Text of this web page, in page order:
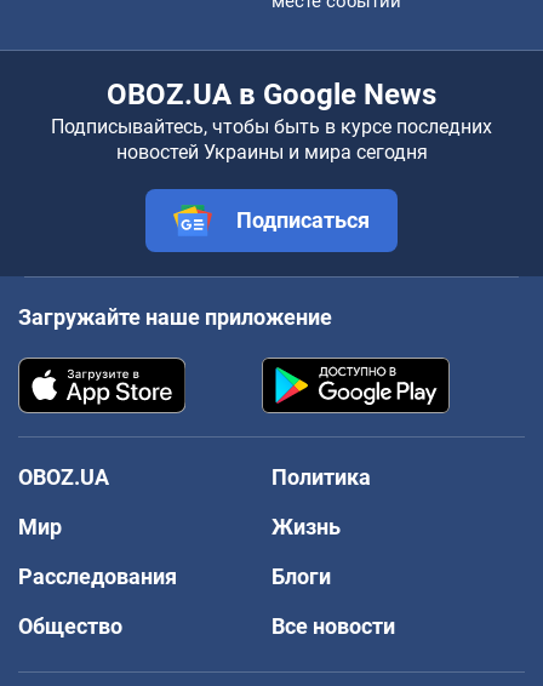
OBOZ.UA в Google News
Подписывайтесь, чтобы быть в курсе последних
новостей Украины и мира сегодня
Подписаться
Загружайте наше приложение
OBOZ.UA
Политика
Мир
Жизнь
Расследования
Блоги
Общество
Все новости